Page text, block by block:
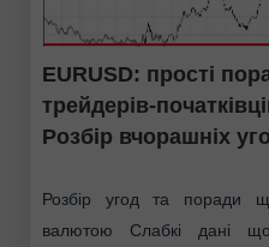
EURUSD: прості
трейдерів-
Розбір вчорашніх
Розбір угод та поради
валютою Слабкі дані